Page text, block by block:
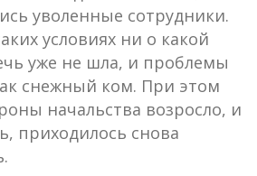
уволенные сотрудники.
условиях ни о какой
уже не шла, и проблемы
снежный ком. При этом
начальства возросло, и
приходилось снова